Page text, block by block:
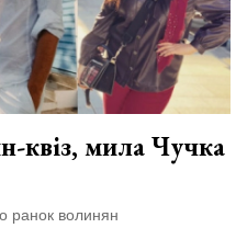
квіз, мила Чучка
ранок волинян